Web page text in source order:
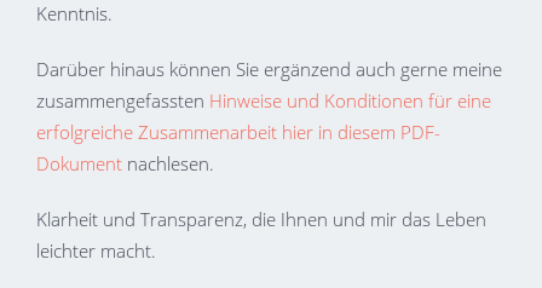
Kenntnis.
Darüber hinaus können Sie ergänzend auch gerne meine
zusammengefassten Hinweise und Konditionen für eine
erfolgreiche Zusammenarbeit hier in diesem PDF-
Dokument nachlesen.
Klarheit und Transparenz, die Ihnen und mir das Leben
leichter macht.